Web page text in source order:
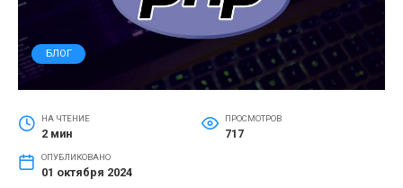
БЛОГ
НА ЧТЕНИЕ
2 мин
ПРОСМОТРОВ
717
ОПУБЛИКОВАНО
01 октября 2024